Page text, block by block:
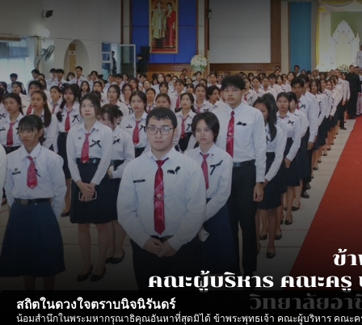
สถิตในดวงใจตราบนิจนิรันดร์
น้อมสำนึกในพระมหากรุณาธิคุณอันหาที่สุดมิได้ ข้าพระพุทธเจ้า คณะผู้บริหาร คณะค